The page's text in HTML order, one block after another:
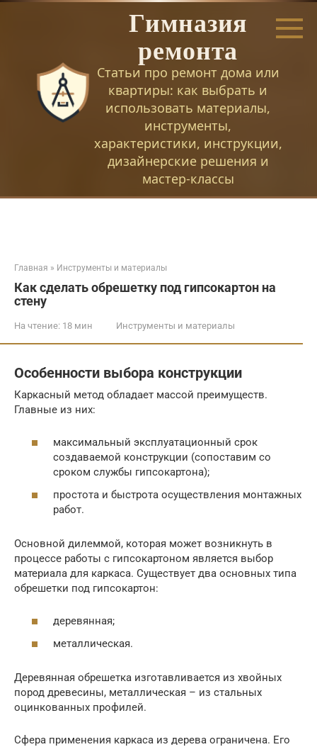
Перейти
Гимназия
ремонта
Статьи про ремонт дома или
квартиры: как выбрать и
использовать материалы,
инструменты,
характеристики, инструкции,
дизайнерские решения и
мастер-классы
Главная » Инструменты и материалы
Как сделать обрешетку под гипсокартон на
стену
На чтение: 18 мин Инструменты и материалы
Особенности выбора конструкции
Каркасный метод обладает массой преимуществ.
Главные из них:
максимальный эксплуатационный срок
создаваемой конструкции (сопоставим со
сроком службы гипсокартона);
простота и быстрота осуществления монтажных
работ.
Основной дилеммой, которая может возникнуть в
процессе работы с гипсокартоном является выбор
материала для каркаса. Существует два основных типа
обрешетки под гипсокартон:
деревянная;
металлическая.
Деревянная обрешетка изготавливается из хвойных
пород древесины, металлическая – из стальных
оцинкованных профилей.
Сфера применения каркаса из дерева ограничена. Его